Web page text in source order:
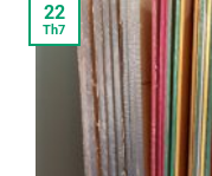
22
Th7